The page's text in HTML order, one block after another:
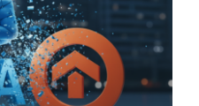
en